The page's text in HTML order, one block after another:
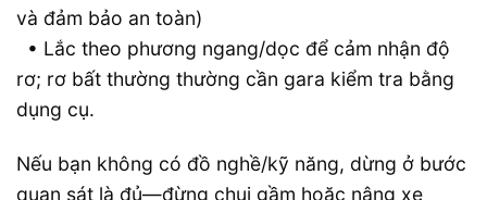
và đảm bảo an toàn)
• Lắc theo phương ngang/dọc để cảm nhận độ
rơ; rơ bất thường thường cần gara kiểm tra bằng
dụng cụ.
Nếu bạn không có đồ nghề/kỹ năng, dừng ở bước
quan sát là đủ—đừng chui gầm hoặc nâng xe